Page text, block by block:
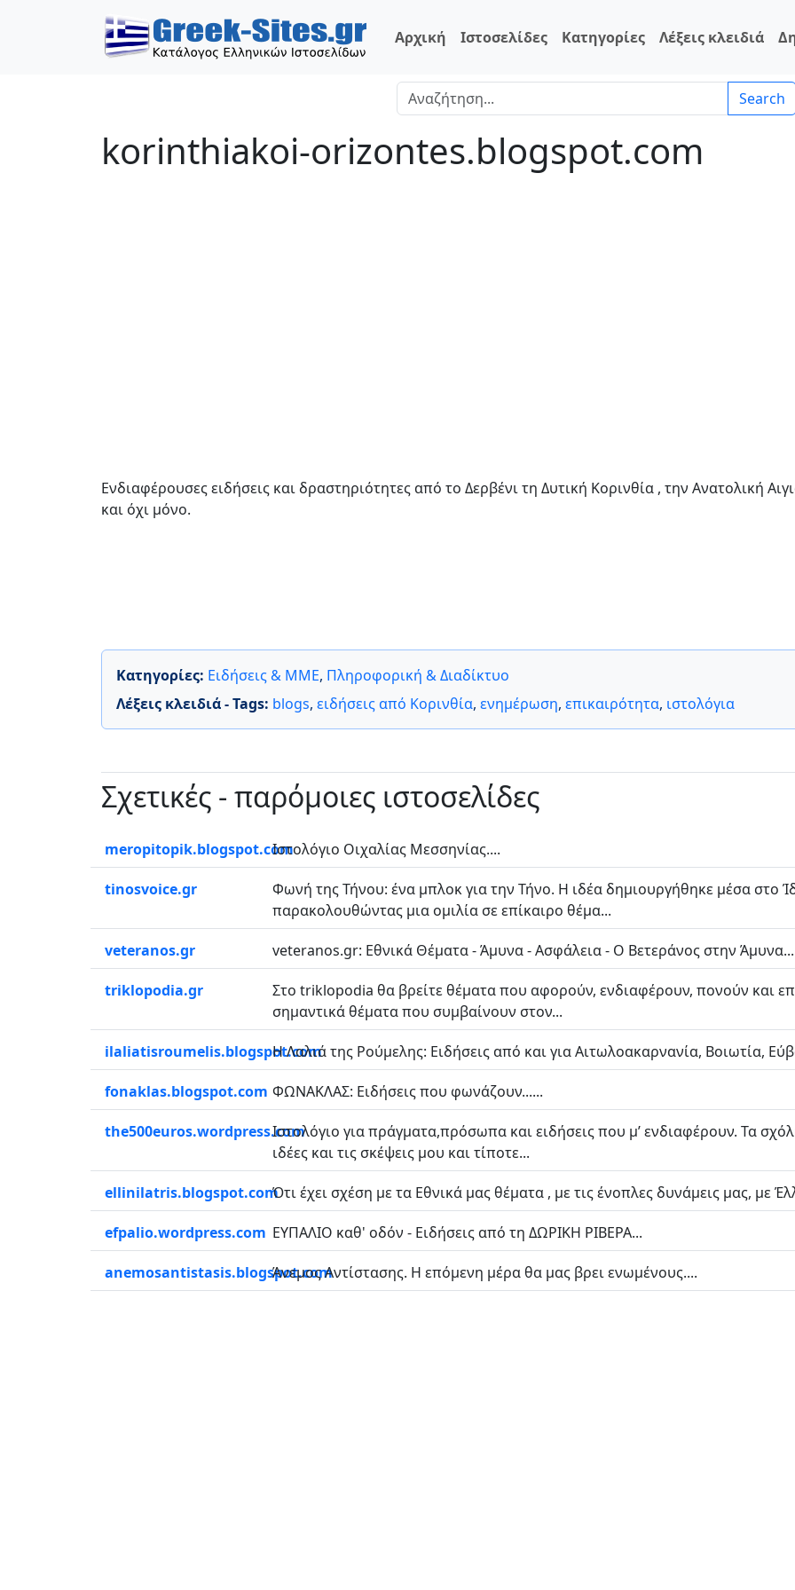
Αρχική Ιστοσελίδες Κατηγορίες Λέξεις κλειδιά
Search
korinthiakoi-orizontes.blogspot.com
Ενδιαφέρουσες ειδήσεις και δραστηριότητες από το Δερβένι τη Δυτική Κορινθία , την Ανατολική
και όχι μόνο.
Κατηγορίες: Ειδήσεις & ΜΜΕ, Πληροφορική & Διαδίκτυο
Λέξεις κλειδιά - Tags: blogs, ειδήσεις από Κορινθία, ενημέρωση, επικαιρότητα, ιστολόγια
Σχετικές - παρόμοιες ιστοσελίδες
meropitopik.blogspot.comΙστολόγιο Οιχαλίας Μεσσηνίας....
tinosvoice.gr
Φωνή της Τήνου: ένα μπλοκ για την Τήνο. Η ιδέα δημιουργήθηκε μέσα στο
παρακολουθώντας μια ομιλία σε επίκαιρο θέμα...
veteranos.gr veteranos.gr: Εθνικά Θέματα - Άμυνα - Ασφάλεια - Ο Βετεράνος στην Άμυνα...
triklopodia.gr
Στο triklopodia θα βρείτε θέματα που αφορούν, ενδιαφέρουν, πονούν και
σημαντικά θέματα που συμβαίνουν στον...
ilaliatisroumelis.blogspot.comΗ Λαλιά της Ρούμελης: Ειδήσεις από και για Αιτωλοακαρνανία, Βοιωτία,
fonaklas.blogspot.com ΦΩΝΑΚΛΑΣ: Ειδήσεις που φωνάζουν......
the500euros.wordpress.comΙστολόγιο για πράγματα,πρόσωπα και ειδήσεις που μ’ ενδιαφέρουν. Τα
ιδέες και τις σκέψεις μου και τίποτε...
ellinilatris.blogspot.comΌτι έχει σχέση με τα Εθνικά μας θέματα , με τις ένοπλες δυνάμεις μας, με
efpalio.wordpress.com EYΠΑΛΙΟ καθ' οδόν - Ειδήσεις από τη ΔΩΡΙΚΗ ΡΙΒΕΡΑ...
anemosantistasis.blogspot.comΆνεμος Αντίστασης. Η επόμενη μέρα θα μας βρει ενωμένους....